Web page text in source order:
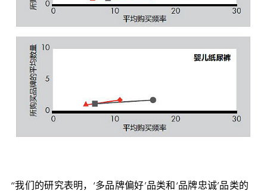
“我们的研究表明，‘多品牌偏好’品类和‘品牌忠诚’品类的